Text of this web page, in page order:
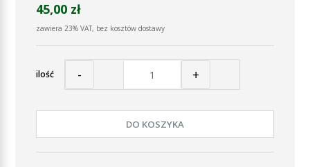
45,00 zł
zawiera 23% VAT, bez kosztów dostawy
ilość - +
DO KOSZYKA